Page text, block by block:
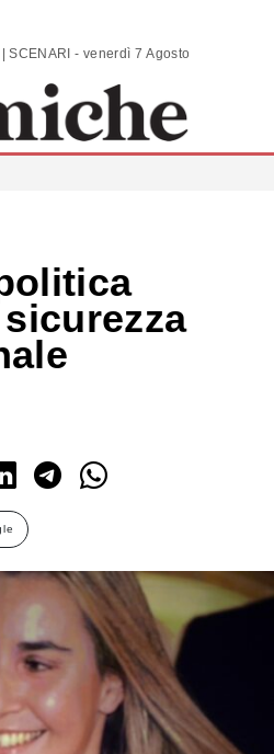
ANALISI | COMMENTI | SCENARI - venerdì 7 Agosto 2026